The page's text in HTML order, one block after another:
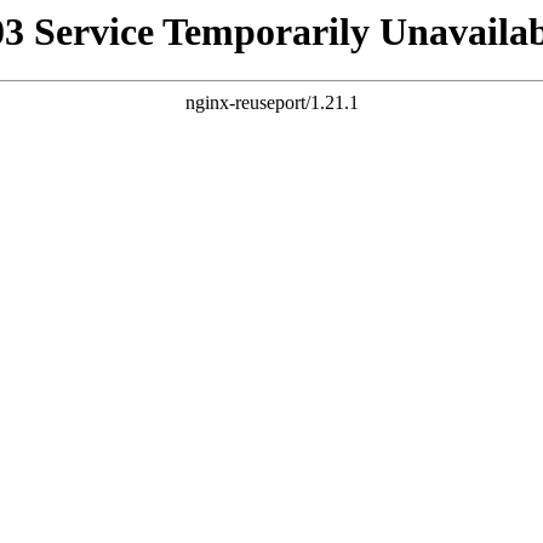
Service Temporarily
nginx-reuseport/1.21.1